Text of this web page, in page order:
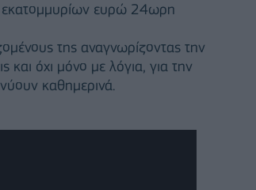
εκατομμυρίων ευρώ 24ωρη
της αναγνωρίζοντας την
και όχι μόνο με λόγια, για την
καθημερινά.